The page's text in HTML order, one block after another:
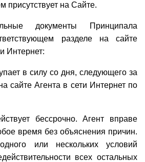
присутствует на Сайте.
документы Принципала
разделе на сайте
Интернет:
в силу со дня, следующего за
сайте Агента в сети Интернет по
бессрочно. Агент вправе
время без объяснения причин.
или нескольких условий
всех остальных